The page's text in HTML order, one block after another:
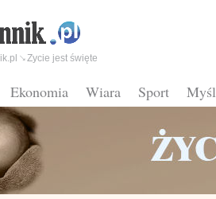
Ekonomia Wiara Sport Myśl
Zycie jest święte